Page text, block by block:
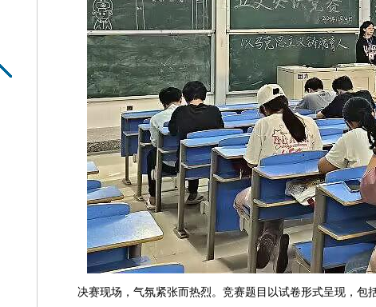
决赛现场，气氛紧张而热烈。竞赛题目以试卷形式呈现，